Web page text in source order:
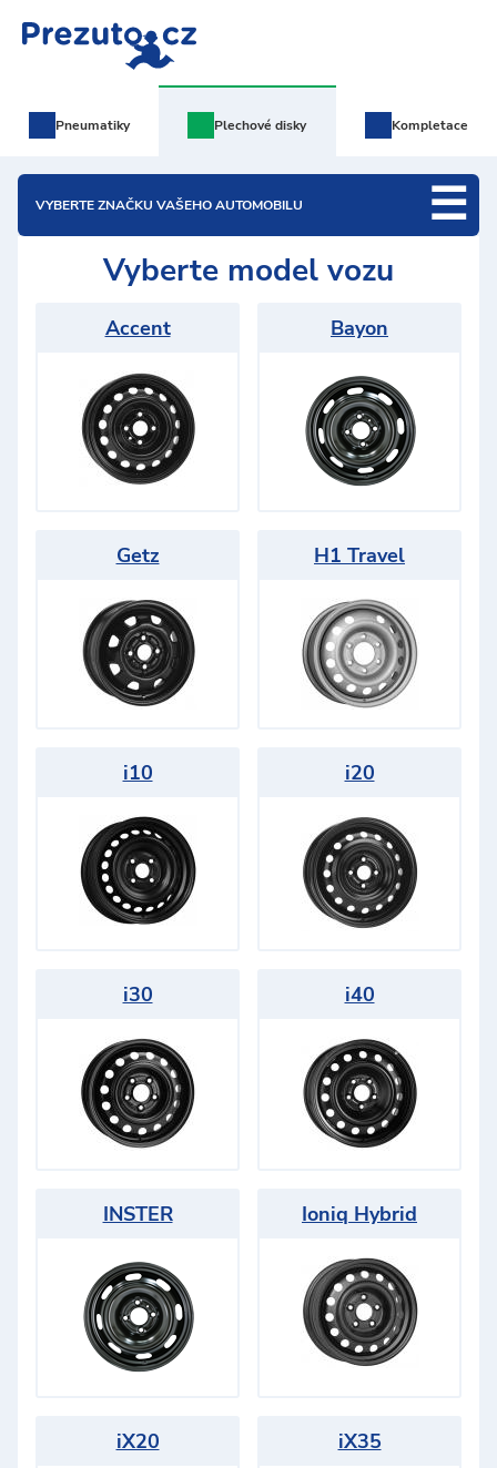
Pneumatiky Plechovédisky Kompletace
VYBERTE ZNAČKU VAŠEHO AUTOMOBILU
Vyberte model vozu
Accent Bayon
Getz H1 Travel
i10 i20
i30 i40
INSTER Ioniq Hybrid
iX20 iX35